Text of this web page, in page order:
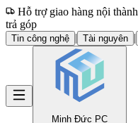
Hỗ trợ giao hàng nội thành
trả góp
Tin công nghệ | Tài nguyên |
Minh Đức PC